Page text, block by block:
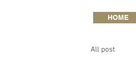
HOME
All post